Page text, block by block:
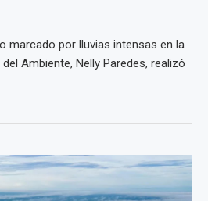
marcado por lluvias intensas en la
Ambiente, Nelly Paredes, realizó